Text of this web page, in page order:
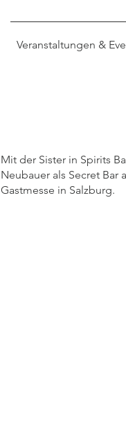
Veranstaltungen &
Mit der Sister in Spirits
Neubauer als Secret Bar
Gastmesse in Salzburg.